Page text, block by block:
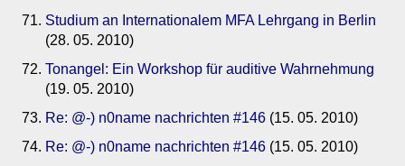
Studium an Internationalem MFA Lehrgang in Berlin
(28. 05. 2010)
Tonangel: Ein Workshop für auditive Wahrnehmung
(19. 05. 2010)
Re: @-) n0name nachrichten #146 (15. 05. 2010)
Re: @-) n0name nachrichten #146 (15. 05. 2010)